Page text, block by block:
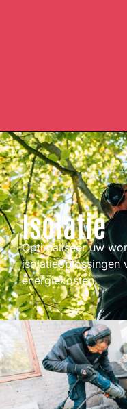
Isolatie
Optimaliseer uw
isolatieoplossingen
energiekosten.